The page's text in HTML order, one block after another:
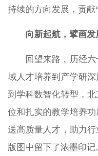
持续的方向发展，贡献
向新起航，擘画发
回望来路，历经六
域人才培养到产学研
到学科数智化转型，
位和扎实的教学培养
送高质量人才，助力
版图中留下了浓墨印记